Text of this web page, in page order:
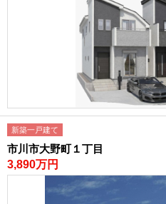
新築一戸建て
市川市大野町１丁目
3,890万円